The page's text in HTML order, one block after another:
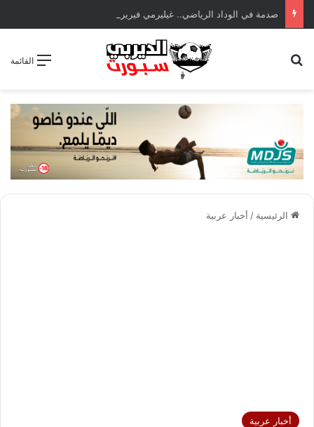
القائمة
الرئيسية / أخبار عربية
أخبار عربية